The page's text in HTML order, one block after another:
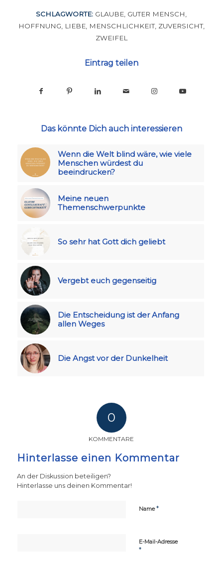
SCHLAGWORTE: GLAUBE, GUTER MENSCH,
HOFFNUNG, LIEBE, MENSCHLICHKEIT, ZUVERSICHT,
ZWEIFEL
Eintrag teilen
Das könnte Dich auch interessieren
Wenn die Welt blind wäre, wie viele
Menschen würdest du
beeindrucken?
Meine neuen
Themenschwerpunkte
So sehr hat Gott dich geliebt
Vergebt euch gegenseitig
Die Entscheidung ist der Anfang
allen Weges
Die Angst vor der Dunkelheit
0
KOMMENTARE
Hinterlasse einen Kommentar
An der Diskussion beteiligen?
Hinterlasse uns deinen Kommentar!
Name*
E-Mail-Adresse
*